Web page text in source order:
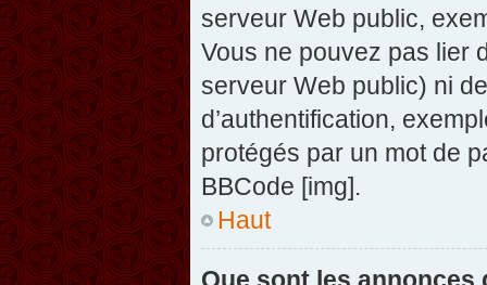
serveur Web public,
Vous ne pouvez pas lier
serveur Web public) ni
d’authentification,
protégés par un mot de
BBCode [img].
Haut
Que sont les annonces